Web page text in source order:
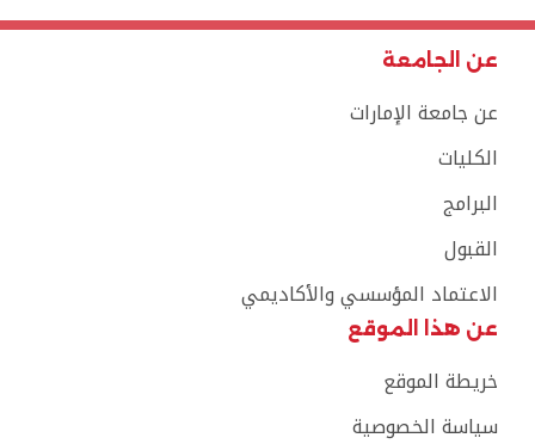
عن الجامعة
عن جامعة الإمارات
الكليات
البرامج
القبول
الاعتماد المؤسسي والأكاديمي
عن هذا الموقع
خريطة الموقع
سياسة الخصوصية